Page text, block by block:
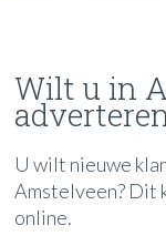
Wilt u in
U wilt nieuwe
Amstelveen? Dit
online.